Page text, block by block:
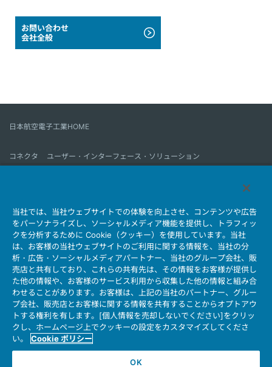
お問い合わせ
会社全般
日本航空電子工業HOME
コネクタ
ユーザー・インターフェース・ソリューション
会社情報 サステナビリティ IR情報 採用情報
会社情報新着一覧
製品情報新着一覧
サイトマップ お問い合わせ
個人情報保護ポリシー
JAE Cookie Policy
ウェブアクセシビリティ方針
マイナンバー情報保護ポリシー
当社ウェブサイトのご利用について
ソーシャルメディア公式アカウント運用ポリシー
当社では、当社ウェブサイトでの体験を向上させ、コンテンツや広告
をパーソナライズし、ソーシャルメディア機能を提供し、トラフィッ
クを分析するために Cookie（クッキー）を使用しています。当社
は、お客様の当社ウェブサイトのご利用に関する情報を、当社の分
析・広告・ソーシャルメディアパートナー、当社のグループ会社、販
売店と共有しており、これらの共有先は、その情報をお客様が提供し
た他の情報や、お客様のサービス利用から収集した他の情報と組み合
わせることがあります。お客様は、上記の当社のパートナー、グルー
プ会社、販売店とお客様に関する情報を共有することからオプトアウ
トする権利を有します。[個人情報を売却しないでください]をクリッ
クし、ホームページ上でクッキーの設定をカスタマイズしてくださ
い。
Cookie ポリシー
OK